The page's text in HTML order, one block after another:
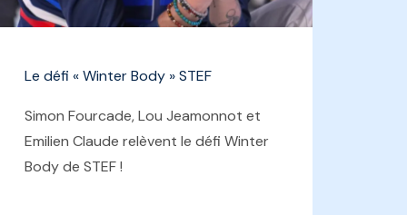
Le défi « Winter Body » STEF
Simon Fourcade, Lou Jeamonnot et
Emilien Claude relèvent le défi Winter
Body de STEF !